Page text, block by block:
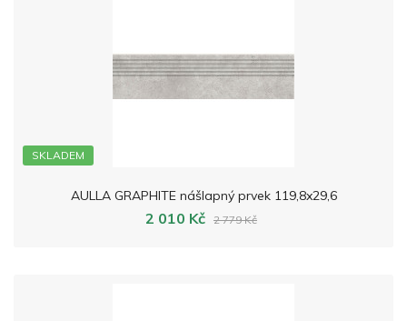
SKLADEM
AULLA GRAPHITE nášlapný prvek 119,8x29,6
2 010 Kč 2 779 Kč